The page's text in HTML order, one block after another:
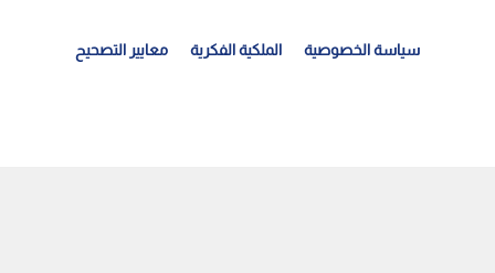
سياسة الخصوصية الملكية الفكرية معايير التصحيح